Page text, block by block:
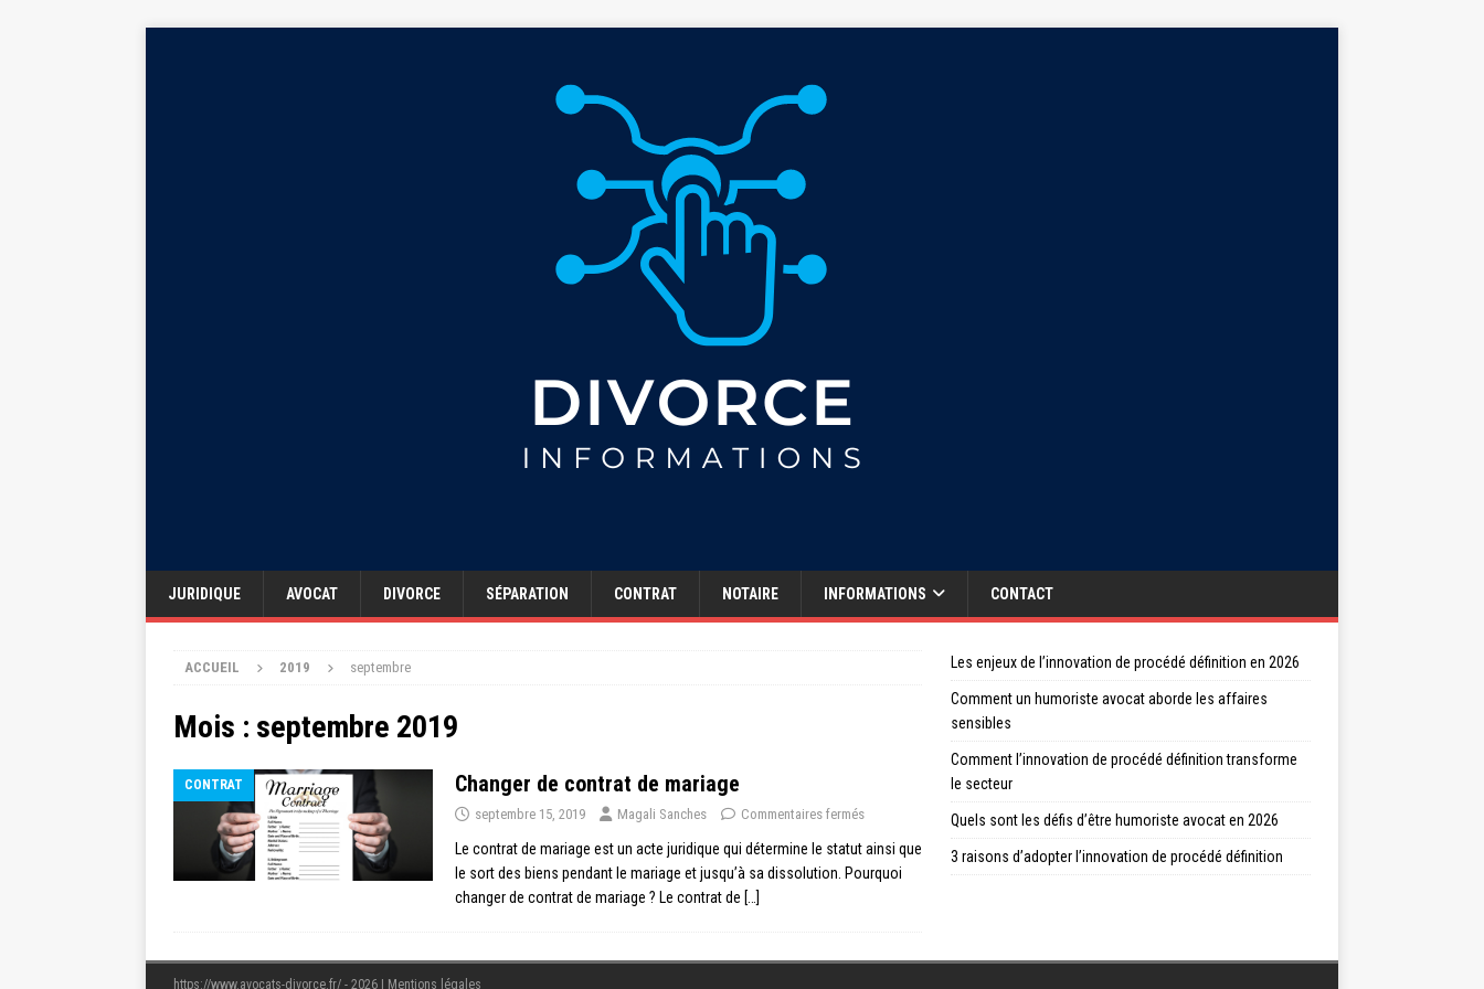
JURIDIQUE AVOCAT DIVORCE SÉPARATION CONTRAT NOTAIRE INFORMATIONS CONTACT
ACCUEIL 2019 septembre
Mois : septembre 2019
CONTRAT Changer de contrat de mariage
septembre 15, 2019 Magali Sanches Commentaires fermés
Le contrat de mariage est un acte juridique qui détermine le statut ainsi que
le sort des biens pendant le mariage et jusqu’à sa dissolution. Pourquoi
changer de contrat de mariage ? Le contrat de […]
Les enjeux de l’innovation de procédé définition en 2026
Comment un humoriste avocat aborde les affaires
sensibles
Comment l’innovation de procédé définition transforme
le secteur
Quels sont les défis d’être humoriste avocat en 2026
3 raisons d’adopter l’innovation de procédé définition
https://www.avocats-divorce.fr/ - 2026 Mentions légales